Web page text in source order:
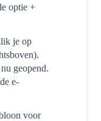
optie +
je op
geopend.
e-
voor